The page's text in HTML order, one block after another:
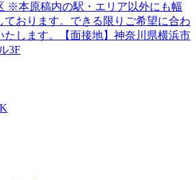
※本原稿内の駅・エリア以外にも幅
ております。できる限りご希望に合わ
たします。【面接地】神奈川県横浜市
3F